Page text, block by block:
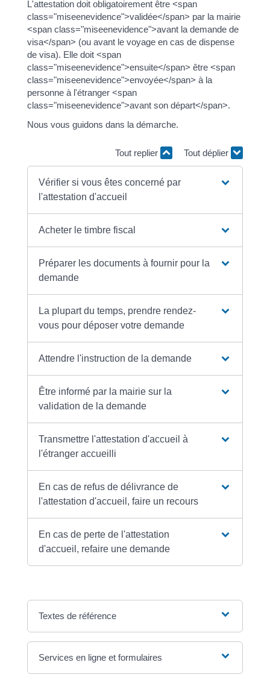
L'attestation doit obligatoirement être <span
class="miseenevidence">validée</span> par la mairie
<span class="miseenevidence">avant la demande de
visa</span> (ou avant le voyage en cas de dispense
de visa). Elle doit <span
class="miseenevidence">ensuite</span> être <span
class="miseenevidence">envoyée</span> à la
personne à l'étranger <span
class="miseenevidence">avant son départ</span>.
Nous vous guidons dans la démarche.
Tout replier Tout déplier
Vérifier si vous êtes concerné par
l'attestation d'accueil
Acheter le timbre fiscal
Préparer les documents à fournir pour la
demande
La plupart du temps, prendre rendez-
vous pour déposer votre demande
Attendre l'instruction de la demande
Être informé par la mairie sur la
validation de la demande
Transmettre l'attestation d'accueil à
l'étranger accueilli
En cas de refus de délivrance de
l'attestation d'accueil, faire un recours
En cas de perte de l'attestation
d'accueil, refaire une demande
Textes de référence
Services en ligne et formulaires